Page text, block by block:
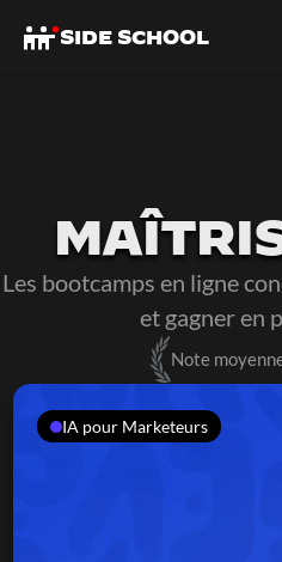
SIDE SCHOOL
Les bootcamps en ligne
et gagner en
Note
IA pour Marketeurs